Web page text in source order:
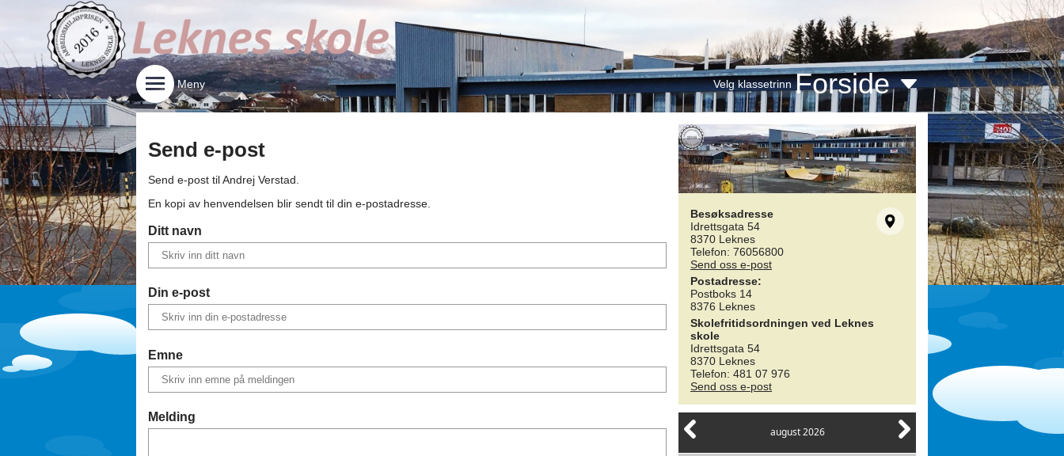
Meny Velg klassetrinn Forside
Besøksadresse
Idrettsgata 54
8370 Leknes
Telefon: 76056800
Send oss e-post
Postadresse:
Postboks 14
8376 Leknes
Skolefritidsordningen ved Leknes
skole
Idrettsgata 54
8370 Leknes
Telefon: 481 07 976
Send oss e-post
august 2026
Send e-post
Send e-post tilAndrej Verstad.
En kopi av henvendelsen blir sendt til din e-postadresse.
Ditt navn
Din e-post
Emne
Melding